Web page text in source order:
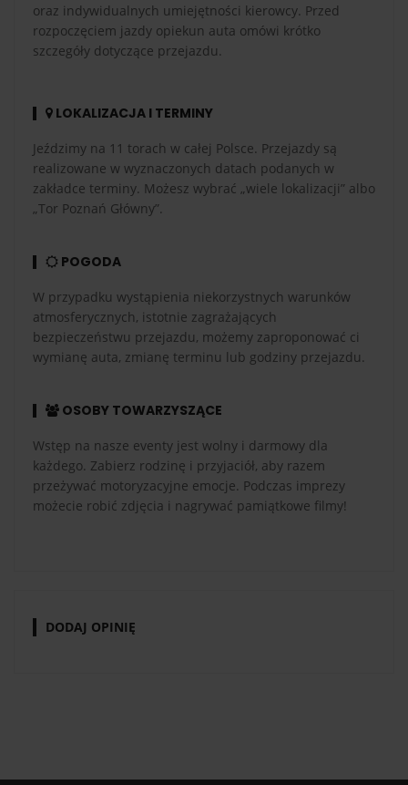
oraz indywidualnych umiejętności kierowcy. Przed
rozpoczęciem jazdy opiekun auta omówi krótko
szczegóły dotyczące przejazdu.
LOKALIZACJA I TERMINY
Jeździmy na 11 torach w całej Polsce. Przejazdy są
realizowane w wyznaczonych datach podanych w
zakładce terminy. Możesz wybrać „wiele lokalizacji” albo
„Tor Poznań Główny”.
POGODA
W przypadku wystąpienia niekorzystnych warunków
atmosferycznych, istotnie zagrażających
bezpieczeństwu przejazdu, możemy zaproponować ci
wymianę auta, zmianę terminu lub godziny przejazdu.
OSOBY TOWARZYSZĄCE
Wstęp na nasze eventy jest wolny i darmowy dla
każdego. Zabierz rodzinę i przyjaciół, aby razem
przeżywać motoryzacyjne emocje. Podczas imprezy
możecie robić zdjęcia i nagrywać pamiątkowe filmy!
DODAJ OPINIĘ